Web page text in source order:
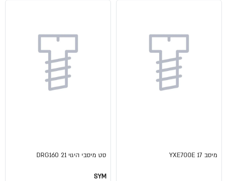
מיסב YXE700E 17 סט מיסבי היגוי DRG160 21
SYM